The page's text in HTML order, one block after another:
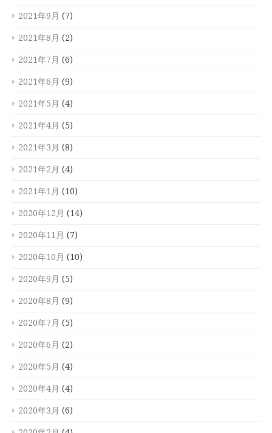
2021年9月 (7)
2021年8月 (2)
2021年7月 (6)
2021年6月 (9)
2021年5月 (4)
2021年4月 (5)
2021年3月 (8)
2021年2月 (4)
2021年1月 (10)
2020年12月 (14)
2020年11月 (7)
2020年10月 (10)
2020年9月 (5)
2020年8月 (9)
2020年7月 (5)
2020年6月 (2)
2020年5月 (4)
2020年4月 (4)
2020年3月 (6)